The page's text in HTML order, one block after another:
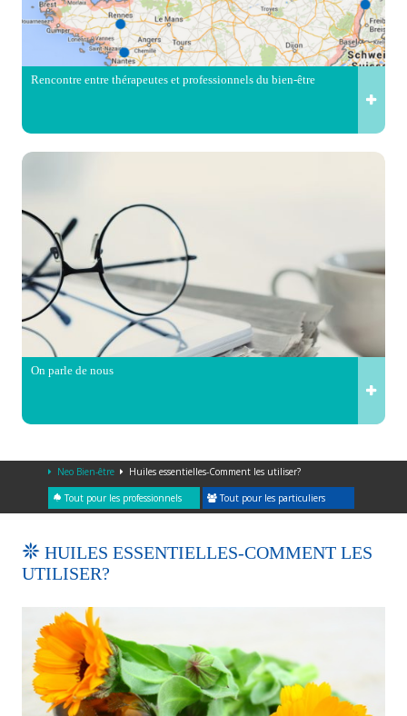
Rencontre entre thérapeutes et professionnels du bien-être
On parle de nous
Neo Bien-être Huiles essentielles-Comment les utiliser?
Tout pour les professionnels Tout pour les particuliers
HUILES ESSENTIELLES-COMMENT LES
UTILISER?